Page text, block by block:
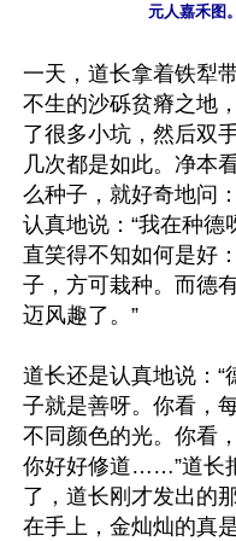
元人嘉禾图
一天，道长拿着铁犁
不生的沙砾贫瘠之地
了很多小坑，然后双
几次都是如此。净本
么种子，就好奇地问
认真地说：“我在种德
直笑得不知如何是好
子，方可栽种。而德
迈风趣了。”
道长还是认真地说：
子就是善呀。你看，
不同颜色的光。你看
你好好修道……”道长
了，道长刚才发出的
在手上，金灿灿的真